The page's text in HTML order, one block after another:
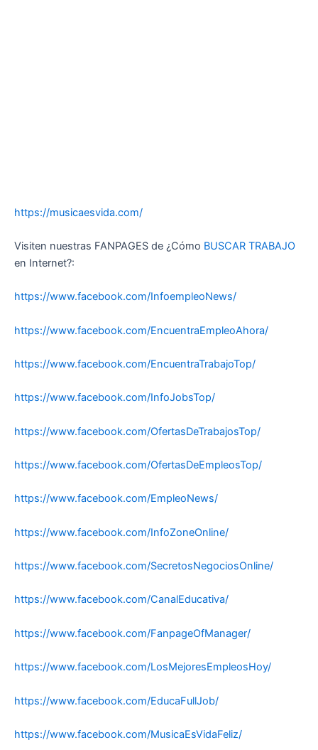
https://musicaesvida.com/
Visiten nuestras FANPAGES de ¿Cómo BUSCAR TRABAJO
en Internet?:
https://www.facebook.com/InfoempleoNews/
https://www.facebook.com/EncuentraEmpleoAhora/
https://www.facebook.com/EncuentraTrabajoTop/
https://www.facebook.com/InfoJobsTop/
https://www.facebook.com/OfertasDeTrabajosTop/
https://www.facebook.com/OfertasDeEmpleosTop/
https://www.facebook.com/EmpleoNews/
https://www.facebook.com/InfoZoneOnline/
https://www.facebook.com/SecretosNegociosOnline/
https://www.facebook.com/CanalEducativa/
https://www.facebook.com/FanpageOfManager/
https://www.facebook.com/LosMejoresEmpleosHoy/
https://www.facebook.com/EducaFullJob/
https://www.facebook.com/MusicaEsVidaFeliz/